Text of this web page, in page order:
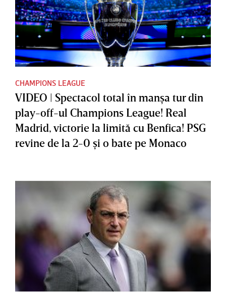
CHAMPIONS LEAGUE
VIDEO | Spectacol total în manşa tur din
play-off-ul Champions League! Real
Madrid, victorie la limită cu Benfica! PSG
revine de la 2-0 şi o bate pe Monaco